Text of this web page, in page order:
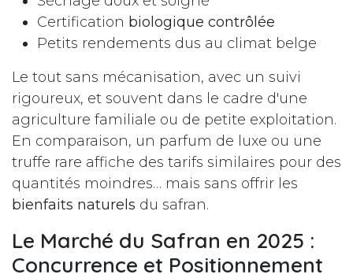
Certification biologique contrôlée
Petits rendements dus au climat belge
Le tout sans mécanisation, avec un suivi
rigoureux, et souvent dans le cadre d'une
agriculture familiale ou de petite exploitation.
En comparaison, un parfum de luxe ou une
truffe rare affiche des tarifs similaires pour des
quantités moindres… mais sans offrir les
bienfaits naturels du safran.
Le Marché du Safran en 2025 :
Concurrence et Positionnement